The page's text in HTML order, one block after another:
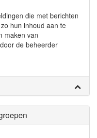
die met berichten
hun inhoud aan te
maken van
de beheerder